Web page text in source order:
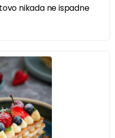
nikada ne ispadne